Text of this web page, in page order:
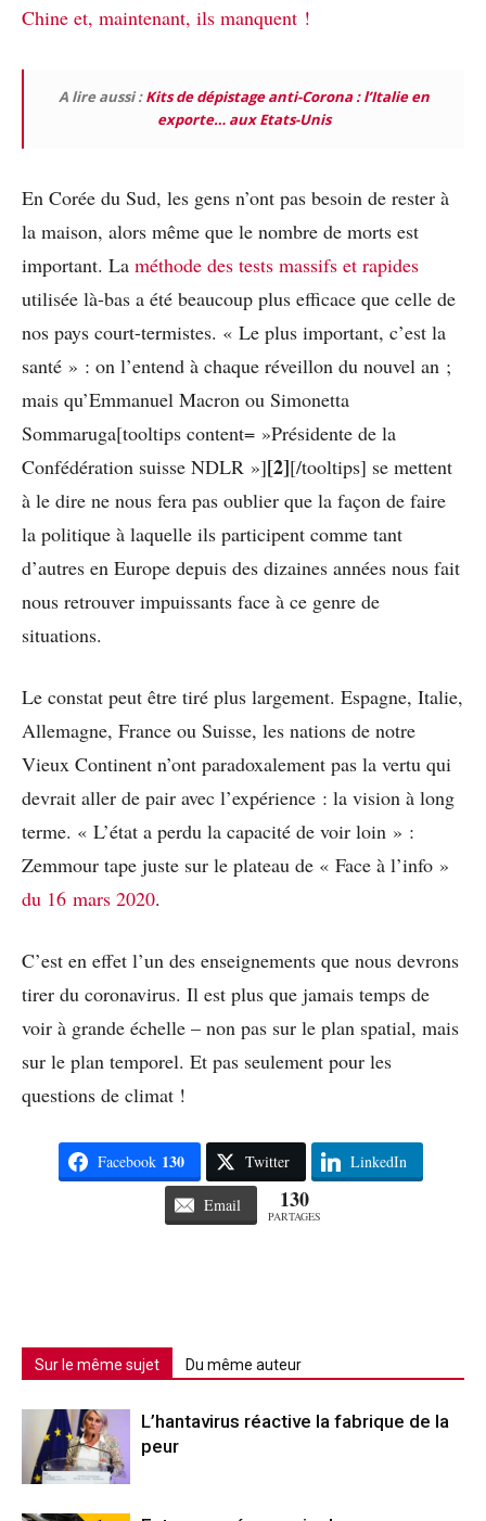
Chine et, maintenant, ils manquent !
A lire aussi :Kits de dépistage anti-Corona : l’Italie en
exporte… aux Etats-Unis
En Corée du Sud, les gens n’ont pas besoin de rester à
la maison, alors même que le nombre de morts est
important. La méthode des tests massifs et rapides
utilisée là-bas a été beaucoup plus efficace que celle de
nos pays court-termistes. « Le plus important, c’est la
santé » : on l’entend à chaque réveillon du nouvel an ;
mais qu’Emmanuel Macron ou Simonetta
Sommaruga[tooltips content= »Présidente de la
Confédération suisse NDLR »][2][/tooltips] se mettent
à le dire ne nous fera pas oublier que la façon de faire
la politique à laquelle ils participent comme tant
d’autres en Europe depuis des dizaines années nous fait
nous retrouver impuissants face à ce genre de
situations.
Le constat peut être tiré plus largement. Espagne, Italie,
Allemagne, France ou Suisse, les nations de notre
Vieux Continent n’ont paradoxalement pas la vertu qui
devrait aller de pair avec l’expérience : la vision à long
terme. « L’état a perdu la capacité de voir loin » :
Zemmour tape juste sur le plateau de « Face à l’info »
du 16 mars 2020.
C’est en effet l’un des enseignements que nous devrons
tirer du coronavirus. Il est plus que jamais temps de
voir à grande échelle – non pas sur le plan spatial, mais
sur le plan temporel. Et pas seulement pour les
questions de climat !
Facebook 130 Twitter LinkedIn
Email 130
PARTAGES
Sur le même sujet Du même auteur
L’hantavirus réactive la fabrique de la
peur